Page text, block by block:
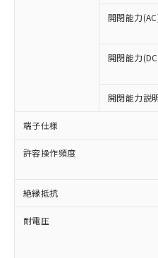
開閉能力
開閉能力
開閉能力説
端子仕様
許容操作頻度
絶縁抵抗
耐電圧
ご利用条件
ご利用ください。
本サービスは
商品の当社在
(税抜)を提供
当社制御機器
本サービスの
ことをご了承
在庫状況およ
対応済み：EU
非含有に対応した製
対応予定：EU
有に対応した製品に
対応予定なし：EU
非含有に非対応の商
定はありません。
調査・確認中：EU
非含有の対応状況を
害物質有無と関係の
仕入先様の事情によ
いたものが、含有品
むを得ず変更するこ
※1 中国RoHS○×
「○」：最大均質材
基準値以下であるこ
「×」：最大均質材
基準値を超えている
「－」：未確認です
当社は、これ
為替および外